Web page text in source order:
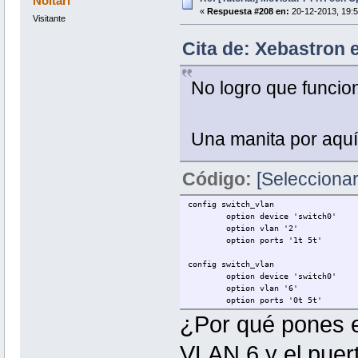
option igmp_snooping '1'
option ifname 'eth0.2'
option proto 'static'
option ipaddr
option netmask
option gateway '10.128.0.1'
option defaultroute '0'
config interface 'wan'
option ifname 'eth0.6'
option proto 'pppoe'
option username
option password 'adslppp'
Visitante
« Respuesta #208 en: 20-12-2013,
Cita de: Xebastron
No logro que
Una manita por aquí
Código:
config switch_vlan
option device 'switch0'
option vlan '2'
option ports '1t 5t'
config switch_vlan
option device 'switch0'
option vlan '6'
option ports '0t 5t'
¿Por qué pones